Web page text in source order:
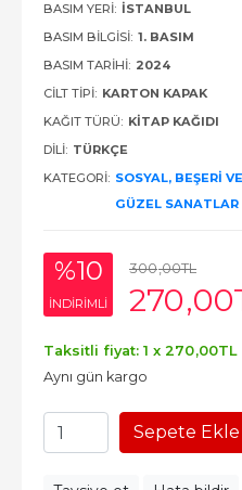
BASIM YERI: İSTANBUL
BASIM BILGISI: 1. BASIM
BASIM TARIHI: 2024
CILT TIPI: KARTON KAPAK
KAĞIT TÜRÜ: KITAP KAĞIDI
DILI: TÜRKÇE
KATEGORI: SOSYAL, BEŞERI
GÜZEL SANATLAR
%10
INDIRIMLI
300,00TL
270,00
Taksitli fiyat: 1 x 270,00TL
Aynı gün kargo
Sepete Ekle